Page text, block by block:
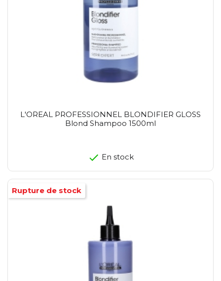
L'OREAL PROFESSIONNEL BLONDIFIER GLOSS
Blond Shampoo 1500ml
En stock
Rupture de stock